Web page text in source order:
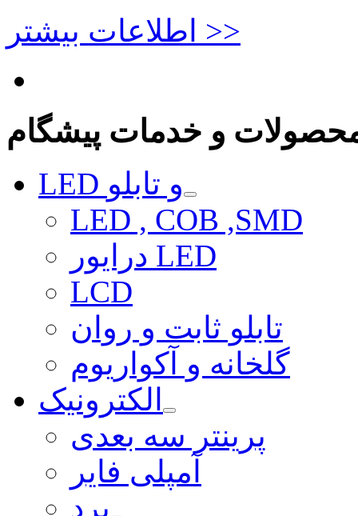
اطلاعات بیشتر >>
و خدمات پیشگام
LED و تابلو
LED , COB ,SMD
درایور LED
LCD
تابلو ثابت و روان
گلخانه و آکواریوم
الکترونیک
پرینتر سه بعدی
آمپلی فایر
برد